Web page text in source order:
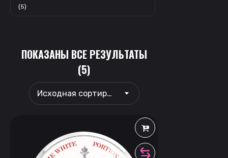
(5)
ПОКАЗАНЫ ВСЕ РЕЗУЛЬТАТЫ
(5)
Исходная сортировка